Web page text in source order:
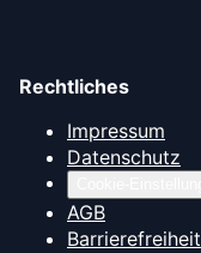
Rechtliches
Impressum
Datenschutz
AGB
Barrierefreiheit